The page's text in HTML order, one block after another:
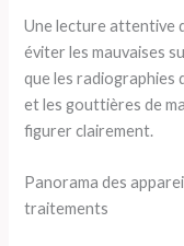
Une lecture attentive
éviter les mauvaises
que les radiographies
et les gouttières de
figurer clairement.
Panorama des
traitements